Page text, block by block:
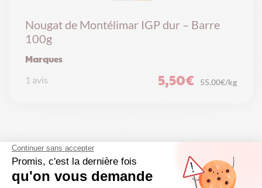
Nougat de Montélimar IGP dur – Barre
100g
Marques
5,50€ 55.00€/kg
1 avis
Vous aimerez peut-être